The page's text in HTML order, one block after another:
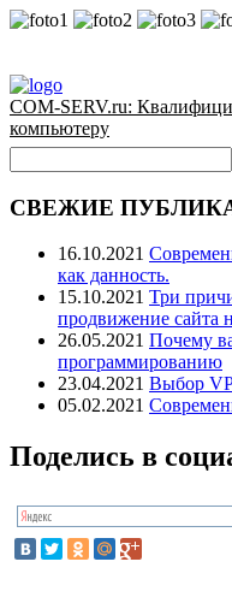
COM-SERV.ru:
компьютеру
СВЕЖИЕ
16.10.2021
как данность.
15.10.2021 Три
продвижение сайта
26.05.2021 Почему
программированию
23.04.2021 Выбор
05.02.2021
Поделись в